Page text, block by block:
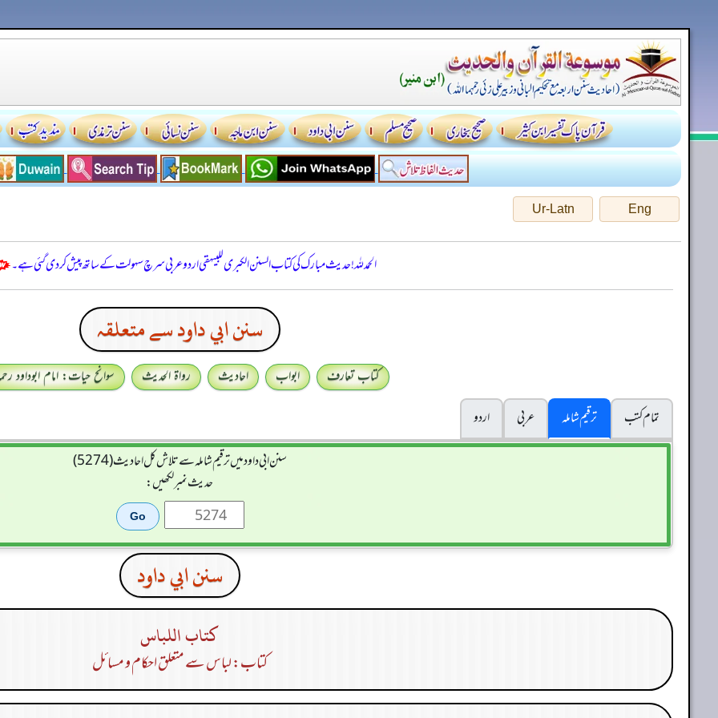
Eng
Ur-Latn
الحمدللہ! حدیث مبارک کی کتاب السنن الكبرى للبيهقي اردو عربی سرچ سہولت کے ساتھ پیش کر دی گئی ہے۔
سنن ابي داود سے متعلقہ
کتاب تعارف ابواب احادیث رواۃ الحدیث
سوانح حیات: امام ابوداود
تمام کتب
ترقیم شاملہ عربی
اردو
سنن ابي داود میں ترقیم شاملہ سے تلاش کل احادیث (5274)
حدیث نمبر لکھیں:
سنن ابي داود
كتاب اللباس
کتاب: لباس سے متعلق احکام و مسائل